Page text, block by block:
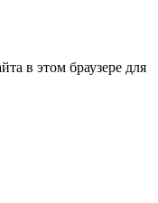
в этом браузере для